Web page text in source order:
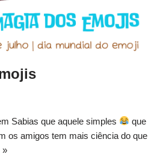
Sabias que aquele simples
que
os amigos tem mais ciência do que
»